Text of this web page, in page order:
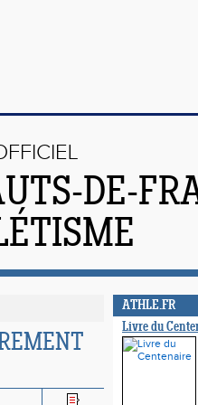
DE-
ATHLE.FR
Livre du